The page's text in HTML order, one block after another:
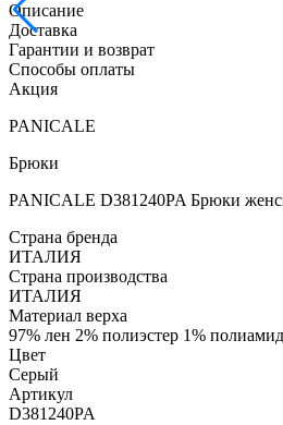
Описание
Доставка
Гарантии и возврат
Способы оплаты
Акция
PANICALE
Брюки
PANICALE D381240PA Брюки
Страна бренда
ИТАЛИЯ
Страна производства
ИТАЛИЯ
Материал верха
97% лен 2% полиэстер 1% полиамид
Цвет
Серый
Артикул
D381240PA